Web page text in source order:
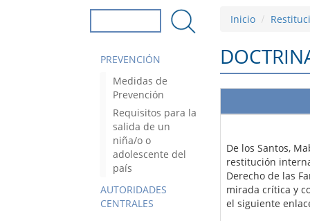
Formulario de
PREVENCIÓN
Medidas de
Prevención
Requisitos para la
salida de un
niña/o o
adolescente del
país
AUTORIDADES
CENTRALES
Inicio
De los Santos,
restitución
Derecho de las
mirada crítica y
el siguiente